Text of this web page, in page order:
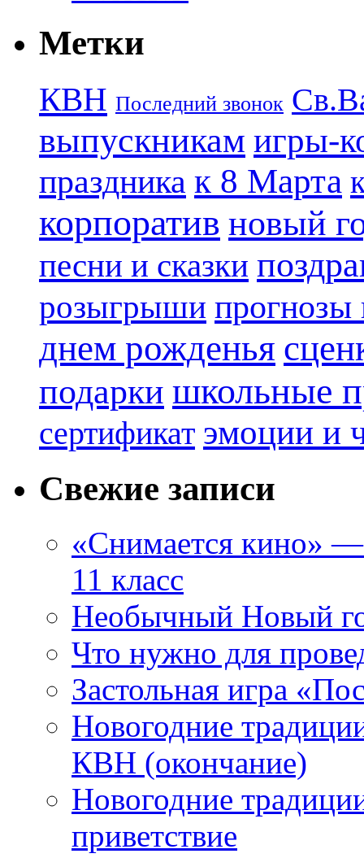
Метки
КВН Последний звонок
выпускникам игры-
праздника к 8 Марта
корпоратив новый
песни и сказки
розыгрыши прогнозы
днем рожденья
подарки школьные
сертификат эмоции и
Свежие записи
«Снимается кино» —
11 класс
Необычный Новый
Что нужно для
Застольная игра
Новогодние
КВН (окончание)
Новогодние
приветствие